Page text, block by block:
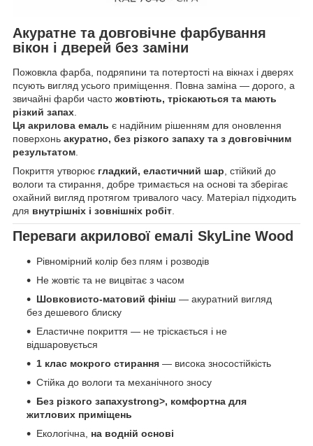
Акуратне та довговічне фарбування
вікон і дверей без заміни
Пожовкла фарба, подряпини та потертості на вікнах і дверях
псують вигляд усього приміщення. Повна заміна — дорого, а
звичайні фарби часто жовтіють, тріскаються та мають
різкий запах.
Ця акрилова емаль є надійним рішенням для оновлення
поверхонь акуратно, без різкого запаху та з довговічним
результатом.
Покриття утворює гладкий, еластичний шар, стійкий до
вологи та стирання, добре тримається на основі та зберігає
охайний вигляд протягом тривалого часу. Матеріал підходить
для внутрішніх і зовнішніх робіт.
Переваги акрилової емалі SkyLine Wood
Рівномірний колір без плям і розводів
Не жовтіє та не вицвітає з часом
Шовковисто-матовий фініш — акуратний вигляд
без дешевого блиску
Еластичне покриття — не тріскається і не
відшаровується
1 клас мокрого стирання — висока зносостійкість
Стійка до вологи та механічного зносу
Без різкого запахуstrong>, комфортна для
житлових приміщень
Екологічна, на водній основі